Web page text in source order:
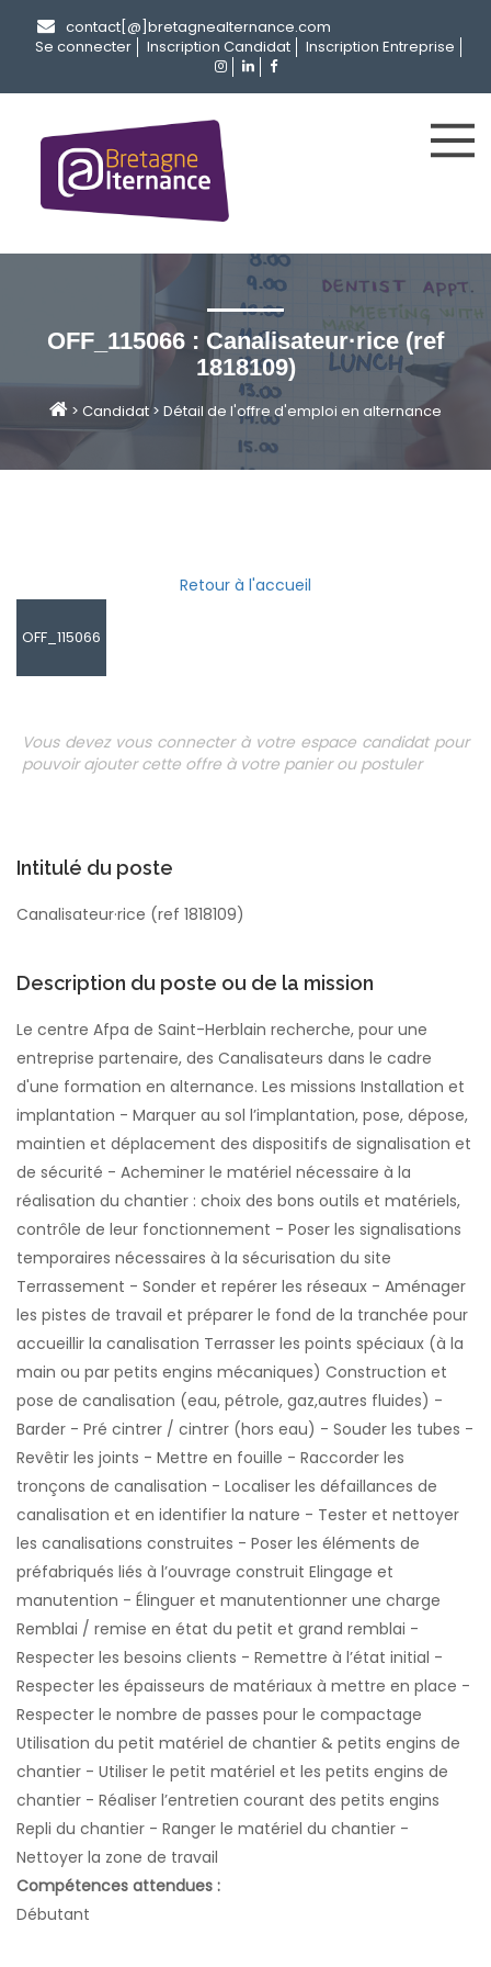
contact[@]bretagnealternance.com
Se connecter
Inscription Candidat Inscription Entreprise
OFF_115066 : Canalisateur·rice (ref
1818109)
> Candidat > Détail de l'offre d'emploi en alternance
Retour à l'accueil
OFF_115066
Vous devez vous connecter à votre espace candidat pour
pouvoir ajouter cette offre à votre panier ou postuler
Intitulé du poste
Canalisateur·rice (ref 1818109)
Description du poste ou de la mission
Le centre Afpa de Saint-Herblain recherche, pour une
entreprise partenaire, des Canalisateurs dans le cadre
d'une formation en alternance. Les missions Installation et
implantation - Marquer au sol l’implantation, pose, dépose,
maintien et déplacement des dispositifs de signalisation et
de sécurité - Acheminer le matériel nécessaire à la
réalisation du chantier : choix des bons outils et matériels,
contrôle de leur fonctionnement - Poser les signalisations
temporaires nécessaires à la sécurisation du site
Terrassement - Sonder et repérer les réseaux - Aménager
les pistes de travail et préparer le fond de la tranchée pour
accueillir la canalisation Terrasser les points spéciaux (à la
main ou par petits engins mécaniques) Construction et
pose de canalisation (eau, pétrole, gaz,autres fluides) -
Barder - Pré cintrer / cintrer (hors eau) - Souder les tubes -
Revêtir les joints - Mettre en fouille - Raccorder les
tronçons de canalisation - Localiser les défaillances de
canalisation et en identifier la nature - Tester et nettoyer
les canalisations construites - Poser les éléments de
préfabriqués liés à l’ouvrage construit Elingage et
manutention - Élinguer et manutentionner une charge
Remblai / remise en état du petit et grand remblai -
Respecter les besoins clients - Remettre à l’état initial -
Respecter les épaisseurs de matériaux à mettre en place -
Respecter le nombre de passes pour le compactage
Utilisation du petit matériel de chantier & petits engins de
chantier - Utiliser le petit matériel et les petits engins de
chantier - Réaliser l’entretien courant des petits engins
Repli du chantier - Ranger le matériel du chantier -
Nettoyer la zone de travail
Compétences attendues :
Débutant